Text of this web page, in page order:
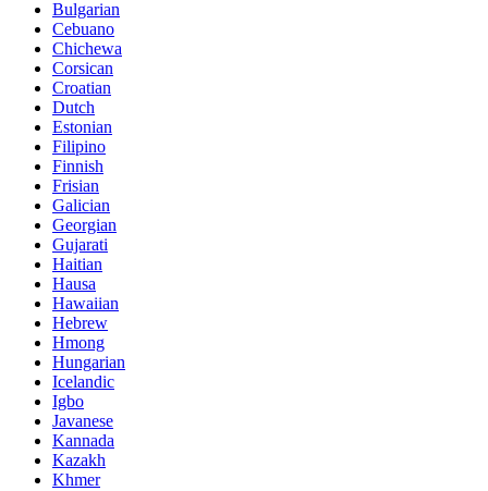
Bulgarian
Cebuano
Chichewa
Corsican
Croatian
Dutch
Estonian
Filipino
Finnish
Frisian
Galician
Georgian
Gujarati
Haitian
Hausa
Hawaiian
Hebrew
Hmong
Hungarian
Icelandic
Igbo
Javanese
Kannada
Kazakh
Khmer